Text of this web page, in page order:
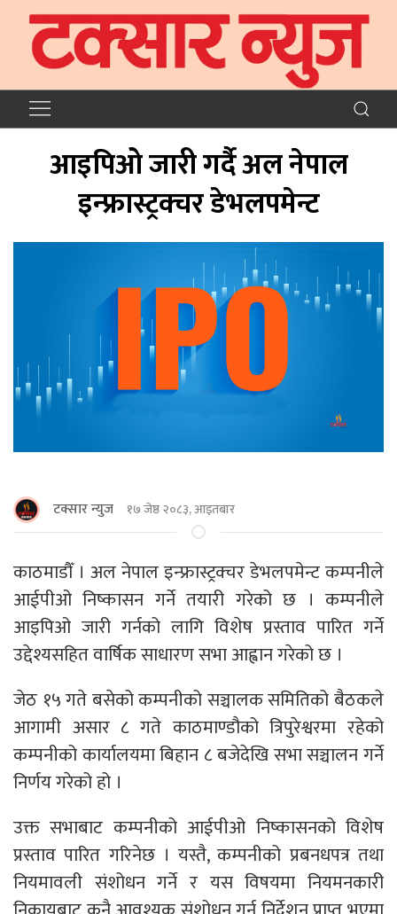
आइपिओ जारी गर्दै अल नेपाल
इन्फ्रास्ट्रक्चर डेभलपमेन्ट
टक्सार न्युज १७ जेष्ठ २०८३, आइतबार
काठमाडौँ । अल नेपाल इन्फ्रास्ट्रक्चर डेभलपमेन्ट कम्पनीले
आईपीओ निष्कासन गर्ने तयारी गरेको छ । कम्पनीले
आइपिओ जारी गर्नको लागि विशेष प्रस्ताव पारित गर्ने
उद्देश्यसहित वार्षिक साधारण सभा आह्वान गरेको छ ।
जेठ १५ गते बसेको कम्पनीको सञ्चालक समितिको बैठकले
आगामी असार ८ गते काठमाण्डौको त्रिपुरेश्वरमा रहेको
कम्पनीको कार्यालयमा बिहान ८ बजेदेखि सभा सञ्चालन गर्ने
निर्णय गरेको हो ।
उक्त सभाबाट कम्पनीको आईपीओ निष्कासनको विशेष
प्रस्ताव पारित गरिनेछ । यस्तै, कम्पनीको प्रबनधपत्र तथा
नियमावली संशोधन गर्ने र यस विषयमा नियमनकारी